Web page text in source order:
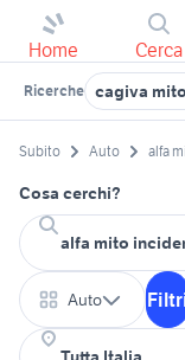
Home Cerca
Ricerche cagiva
Subito Auto alfa
Cosa cerchi?
Auto